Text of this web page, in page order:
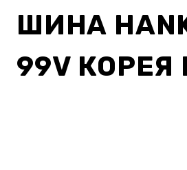
ШИНА
99V КОРЕЯ